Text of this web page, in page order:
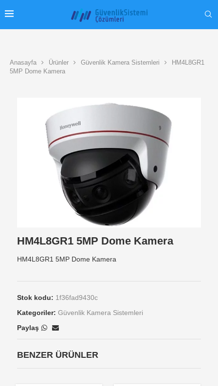
Anasayfa Ürünler Güvenlik Kamera Sistemleri
HM4L8GR1
5MP Dome Kamera
HM4L8GR1 5MP Dome Kamera
HM4L8GR1 5MP Dome Kamera
Stok kodu: 1f36fad9430c
Kategoriler: Güvenlik Kamera Sistemleri
Paylaş
BENZER ÜRÜNLER